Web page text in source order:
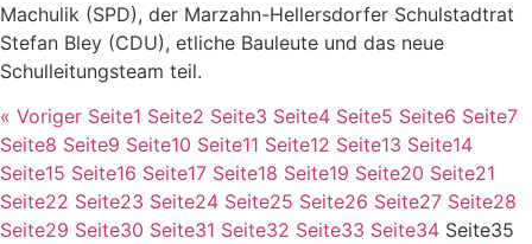
Machulik (SPD), der Marzahn-Hellersdorfer Schulstadtrat
Stefan Bley (CDU), etliche Bauleute und das neue
Schulleitungsteam teil.
« Voriger Seite1 Seite2 Seite3 Seite4 Seite5 Seite6 Seite7
Seite8 Seite9 Seite10 Seite11 Seite12 Seite13 Seite14
Seite15 Seite16 Seite17 Seite18 Seite19 Seite20 Seite21
Seite22 Seite23 Seite24 Seite25 Seite26 Seite27 Seite28
Seite29 Seite30 Seite31 Seite32 Seite33 Seite34 Seite35